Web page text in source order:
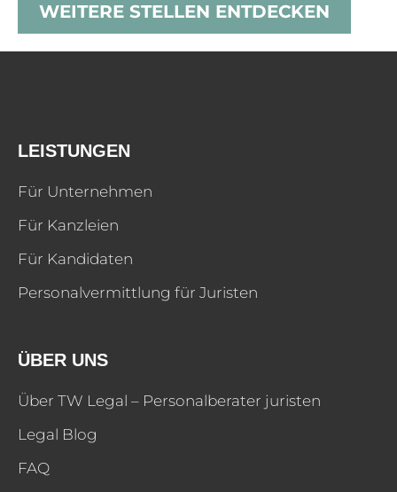
WEITERE STELLEN ENTDECKEN
LEISTUNGEN
Für Unternehmen
Für Kanzleien
Für Kandidaten
Personalvermittlung für Juristen
ÜBER UNS
Über TW Legal – Personalberater juristen
Legal Blog
FAQ